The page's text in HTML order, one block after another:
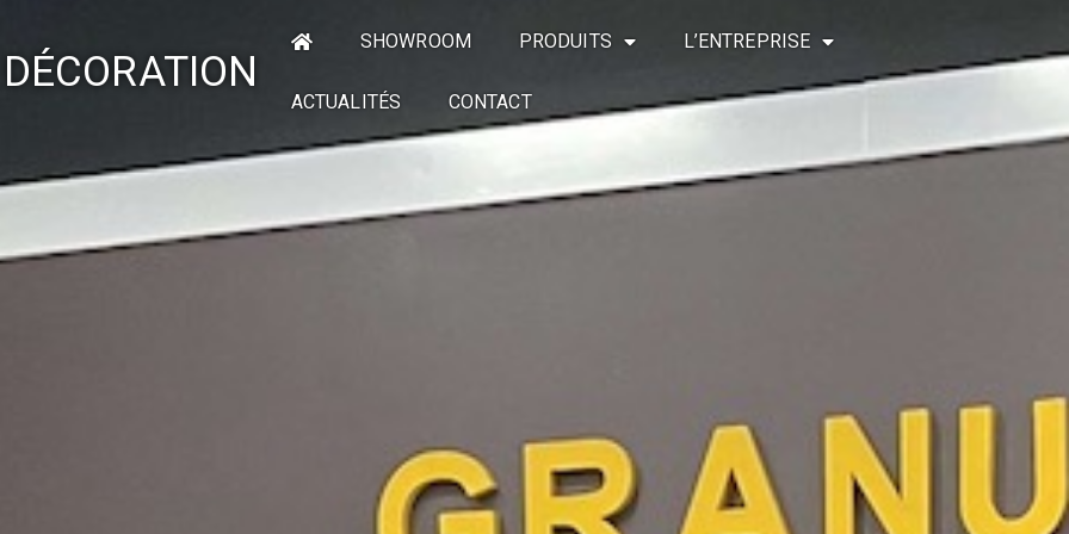
SHOWROOM PRODUITS L’ENTREPRISE
ACTUALITÉS CONTACT